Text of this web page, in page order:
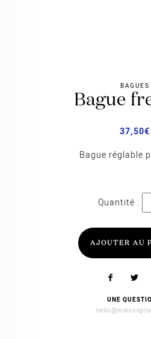
BAGUES
bague
37,50€
Bague réglable
AJOUTER AU
UNE